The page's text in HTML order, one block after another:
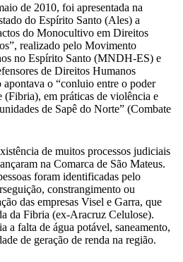
de 2010, foi apresentada na
do Espírito Santo (Ales) a
do Monocultivo em Direitos
realizado pelo Movimento
no Espírito Santo (MNDH-ES) e
de Direitos Humanos
o “conluio entre o poder
em práticas de violência e
de Sapê do Norte” (Combate
de muitos processos judiciais
na Comarca de São Mateus.
foram identificadas pelo
constrangimento ou
das empresas Visel e Garra, que
da Fibria (ex-Aracruz Celulose).
a falta de água potável, saneamento,
de geração de renda na região.